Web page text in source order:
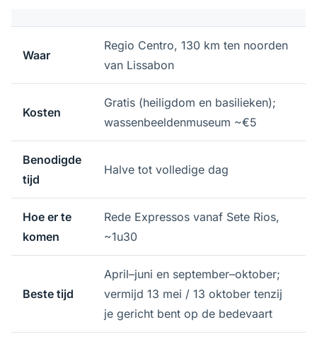
Waar
Regio Centro, 130 km ten noorden
van Lissabon
Kosten
Gratis (heiligdom en basilieken);
wassenbeeldenmuseum ~€5
Benodigde
tijd
Halve tot volledige dag
Hoe er te
komen
Rede Expressos vanaf Sete Rios,
~1u30
Beste tijd
April–juni en september–oktober;
vermijd 13 mei / 13 oktober tenzij
je gericht bent op de bedevaart